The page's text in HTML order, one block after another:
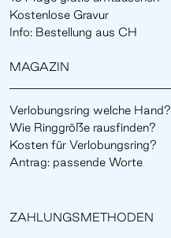
Kostenlose Gravur
Info: Bestellung aus CH
MAGAZIN
Verlobungsring welche Hand?
Wie Ringgröße rausfinden?
Kosten für Verlobungsring?
Antrag: passende Worte
ZAHLUNGSMETHODEN